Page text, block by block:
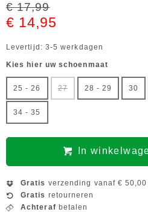
€ 17,99
€ 14,95
Levertijd: 3-5 werkdagen
Kies hier uw schoenmaat
25 - 26 27 28 - 29 30
34 - 35
In
Gratis verzending vanaf € 50,00
Gratis retourneren
Achteraf betalen